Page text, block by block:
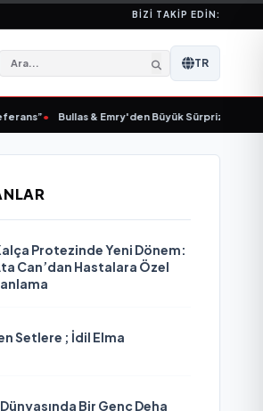
BIZI TAKIP EDIN:
TR
• Bullas & Emry'den Büyük Sürpriz! "Kaç
Protezinde Yeni Dönem:
Can’dan Hastalara Özel
Setlere ; İdil Elma
Bir Genç Deha